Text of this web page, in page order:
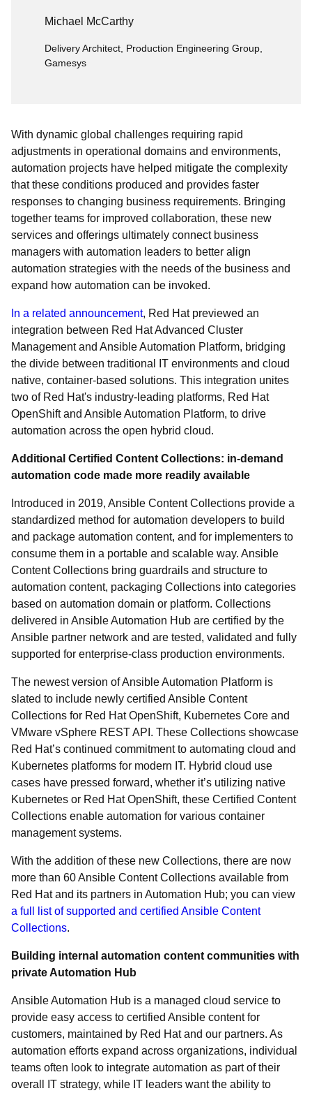
Michael McCarthy
Delivery Architect, Production Engineering Group,
Gamesys
With dynamic global challenges requiring rapid
adjustments in operational domains and environments,
automation projects have helped mitigate the complexity
that these conditions produced and provides faster
responses to changing business requirements. Bringing
together teams for improved collaboration, these new
services and offerings ultimately connect business
managers with automation leaders to better align
automation strategies with the needs of the business and
expand how automation can be invoked.
In a related announcement, Red Hat previewed an
integration between Red Hat Advanced Cluster
Management and Ansible Automation Platform, bridging
the divide between traditional IT environments and cloud
native, container-based solutions. This integration unites
two of Red Hat's industry-leading platforms, Red Hat
OpenShift and Ansible Automation Platform, to drive
automation across the open hybrid cloud.
Additional Certified Content Collections: in-demand
automation code made more readily available
Introduced in 2019, Ansible Content Collections provide a
standardized method for automation developers to build
and package automation content, and for implementers to
consume them in a portable and scalable way. Ansible
Content Collections bring guardrails and structure to
automation content, packaging Collections into categories
based on automation domain or platform. Collections
delivered in Ansible Automation Hub are certified by the
Ansible partner network and are tested, validated and fully
supported for enterprise-class production environments.
The newest version of Ansible Automation Platform is
slated to include newly certified Ansible Content
Collections for Red Hat OpenShift, Kubernetes Core and
VMware vSphere REST API. These Collections showcase
Red Hat’s continued commitment to automating cloud and
Kubernetes platforms for modern IT. Hybrid cloud use
cases have pressed forward, whether it’s utilizing native
Kubernetes or Red Hat OpenShift, these Certified Content
Collections enable automation for various container
management systems.
With the addition of these new Collections, there are now
more than 60 Ansible Content Collections available from
Red Hat and its partners in Automation Hub; you can view
a full list of supported and certified Ansible Content
Collections.
Building internal automation content communities with
private Automation Hub
Ansible Automation Hub is a managed cloud service to
provide easy access to certified Ansible content for
customers, maintained by Red Hat and our partners. As
automation efforts expand across organizations, individual
teams often look to integrate automation as part of their
overall IT strategy, while IT leaders want the ability to